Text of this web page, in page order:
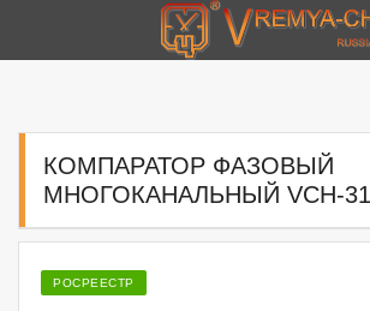
contentКОМПАРАТОР ФАЗОВЫЙ
МНОГОКАНАЛЬНЫЙ VCH-
РОСРЕЕСТР